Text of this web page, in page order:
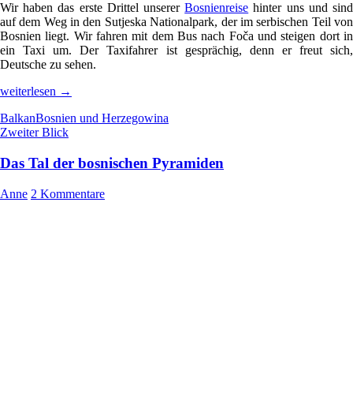
Wir haben das erste Drittel unsererBosnienreise hinter uns und sind
auf dem Weg in den Sutjeska Nationalpark, der im serbischen Teil von
Bosnien liegt. Wir fahren mit dem Bus nach Foča und steigen dort in
ein Taxi um. Der Taxifahrer ist gesprächig, denn er freut sich,
Deutsche zu sehen.
VW
II
Der
bosnische
weiterlesen →
BalkanBosnien und Herzegowina
Zweiter Blick
Das Tal der bosnischen Pyramiden
Anne 2 Kommentare